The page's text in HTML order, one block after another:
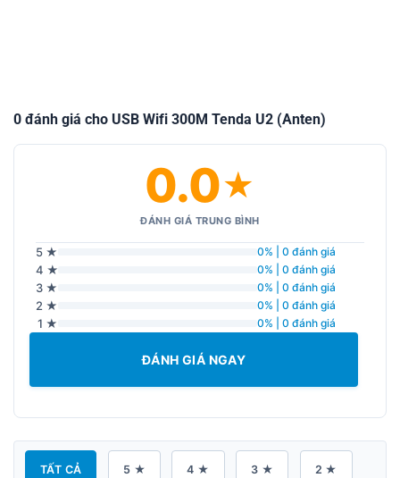
0 đánh giá cho USB Wifi 300M Tenda U2 (Anten)
0.0★
ĐÁNH GIÁ TRUNG BÌNH
5 ★ 0% | 0 đánh giá
4 ★ 0% | 0 đánh giá
3 ★ 0% | 0 đánh giá
2 ★ 0% | 0 đánh giá
1 ★ 0% | 0 đánh giá
ĐÁNH GIÁ NGAY
TẤT CẢ 5 ★ 4 ★ 3 ★ 2 ★